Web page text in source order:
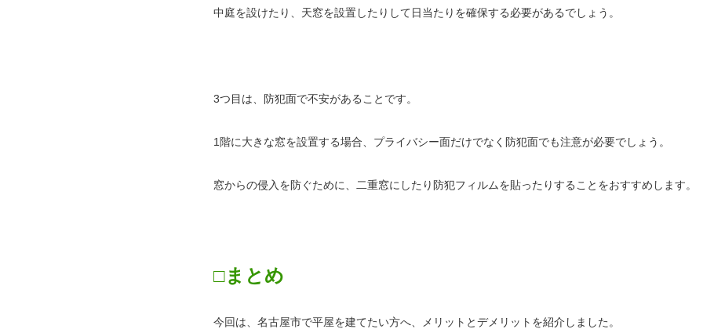
中庭を設けたり、天窓を設置したりして日当たりを確保する必要があるでしょう。
3つ目は、防犯面で不安があることです。
1階に大きな窓を設置する場合、プライバシー面だけでなく防犯面でも注意が必要でしょう。
窓からの侵入を防ぐために、二重窓にしたり防犯フィルムを貼ったりすることをおすすめします。
□まとめ
今回は、名古屋市で平屋を建てたい方へ、メリットとデメリットを紹介しました。